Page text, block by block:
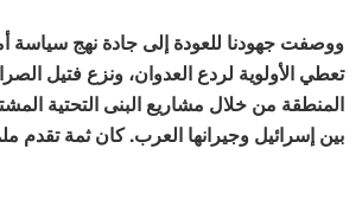
ووصفت جهودنا للعودة إلى جادة نهج سياسة
تعطي الأولوية لردع العدوان، ونزع فتيل
المنطقة من خلال مشاريع البنى التحتية
بين إسرائيل وجيرانها العرب. كان ثمة تقدم